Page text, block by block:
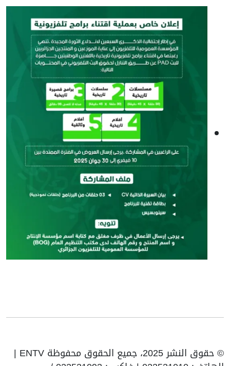
© حقوق النشر 2025، جميع الحقوق محفوظة ENTV |